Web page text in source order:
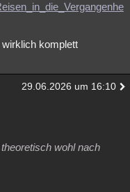
komplett
29.06.2026 um 16:10
wohl nach